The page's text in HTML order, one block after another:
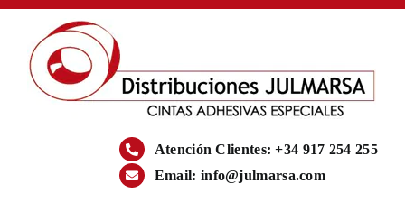
Saltar
contenido
Atención Clientes: +34 917 254 255
Email: info@julmarsa.com